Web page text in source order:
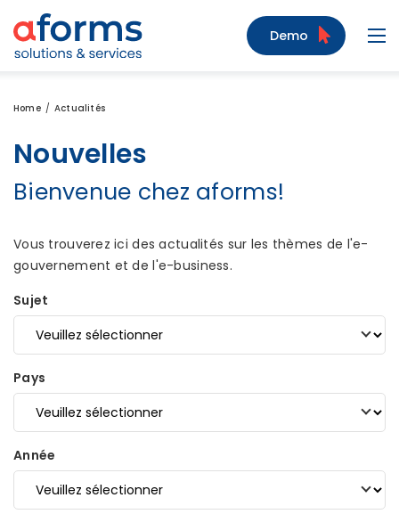
Zum Inhalt
Zum Menü
Zur Suche
Demo
Home Actualités
Nouvelles
Bienvenue chez aforms!
Vous trouverez ici des actualités sur les thèmes de l'e-
gouvernement et de l'e-business.
Sujet
Pays
Année